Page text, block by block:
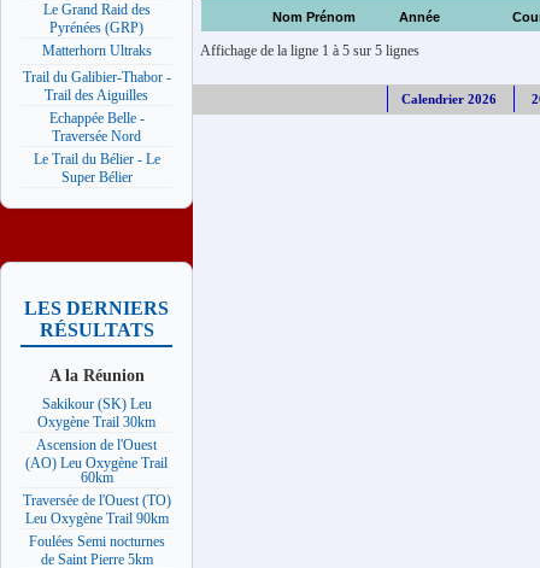
Le Grand Raid des
Pyrénées (GRP)
Matterhorn Ultraks
Trail du Galibier-Thabor -
Trail des Aiguilles
Echappée Belle -
Traversée Nord
Le Trail du Bélier - Le
Super Bélier
LES DERNIERS
RÉSULTATS
A la Réunion
Sakikour (SK) Leu
Oxygène Trail 30km
Ascension de l'Ouest
(AO) Leu Oxygène Trail
60km
Traversée de l'Ouest (TO)
Leu Oxygène Trail 90km
Foulées Semi nocturnes
de Saint Pierre 5km
Nom Prénom Année
Affichage de la ligne 1 à 5 sur 5 lignes
Calendrier 2026